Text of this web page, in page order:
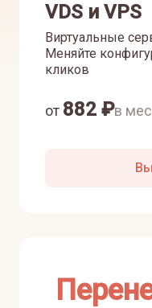
VDS и VPS
Виртуальные
Меняйте
кликов
от 882 ₽в